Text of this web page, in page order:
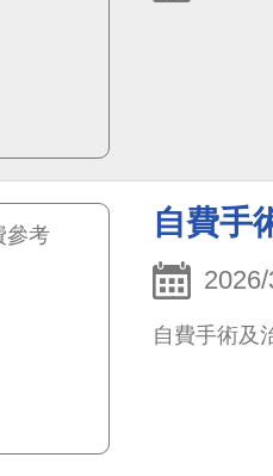
自費手
自費手術及